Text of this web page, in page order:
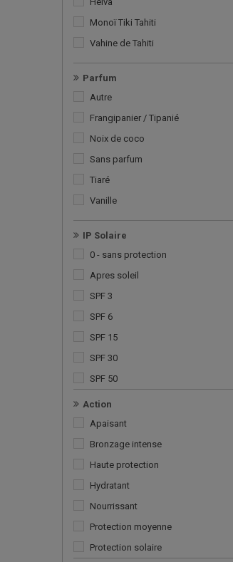
Monoï Tiki Tahiti
Vahine de Tahiti
Parfum
Autre
Frangipanier / Tipanié
Noix de coco
Sans parfum
Tiaré
Vanille
IP Solaire
0 - sans protection
Apres soleil
SPF 3
SPF 6
SPF 15
SPF 30
SPF 50
Action
Apaisant
Bronzage intense
Haute protection
Hydratant
Nourrissant
Protection moyenne
Protection solaire